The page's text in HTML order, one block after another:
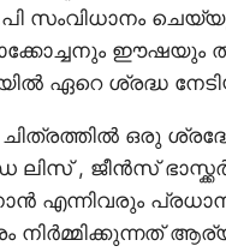
ടി.പി സംവിധാനം
ഈഷയും
ഏറെ ശ്രദ്ധ
ഒരു
, ജീൻസ്
എന്നിവരും
നിർമ്മിക്കുന്നത്